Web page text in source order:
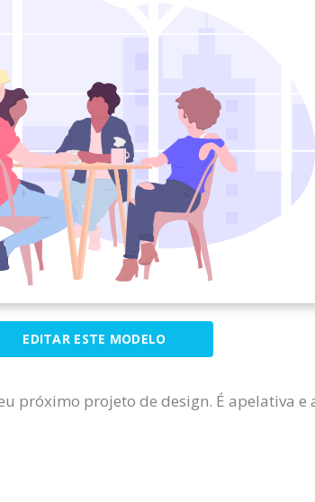
EDITAR ESTE MODELO
próximo projeto de design. É apelativa e